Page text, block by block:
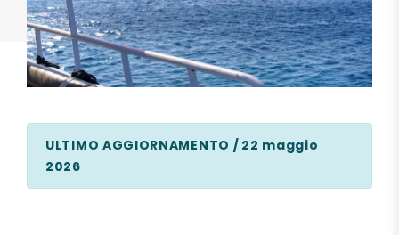
ULTIMO AGGIORNAMENTO / 22 maggio
2026